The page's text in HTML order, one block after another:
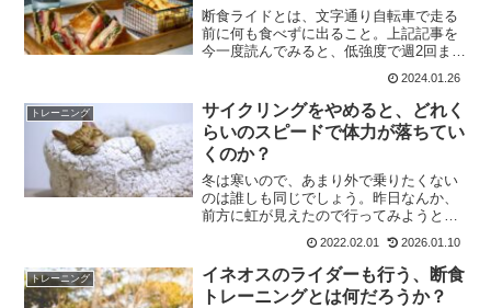
断食ライドとは、文字通り自転車で走る
前に何も食べずに出ること。上記記事を
今一度読んでみると、低強度で週2回まで
となっていた。私は何を勘違いしたの
か、毎回食事せずに乗っていたのだけ
ど、まあ支障はなかった。2時間くらいま
でならば問題ないようだ。...
2024.01.26
トレーニング
サイクリングをやめると、どれく
らいのスピードで体力が落ちてい
くのか？
冬は寒いので、あまり外で乗りたくない
のは誰しも同じでしょう。昨日なんか、
前方に虹が見えたので行ってみようと思
って走っていたら、雪からしっかりと雨
に。まあ、行も帰りも虹が見れたので良
かったけど。中には冬の間はランニング
して自転車に乗らないとか...
2022.02.01 2026.01.10
トレーニング
イネオスのライダーも行う、断食
トレーニングとは何だろうか？